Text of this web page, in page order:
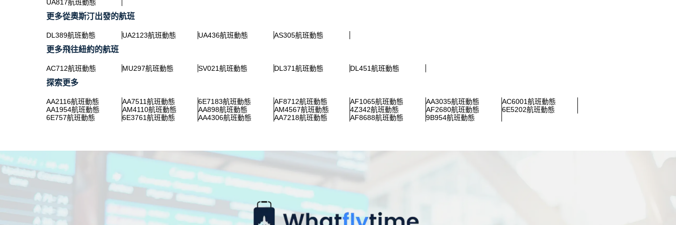
UA817航班動態
更多從奧斯汀出發的航班
DL389航班動態 UA2123航班動態 UA436航班動態 AS305航班動態
更多飛往紐約的航班
AC712航班動態 MU297航班動態 SV021航班動態 DL371航班動態 DL451航班動態
探索更多
AA2116航班動態 AA7511航班動態 6E7183航班動態 AF8712航班動態 AF1065航班動態 AA3035航班動態
AC6001航班動態
AA1954航班動態
AM4110航班動態 AA898航班動態 AM4567航班動態 4Z342航班動態 AF2680航班動態
6E5202航班動態
6E757航班動態
6E3761航班動態 AA4306航班動態 AA7218航班動態 AF8688航班動態 9B954航班動態